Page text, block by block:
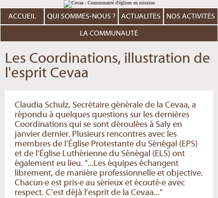
au
contenu.
Aller
personnels
ACCUEIL QUI SOMMES-NOUS ? ACTUALITÉS NOS ACTIVITÉS
LA COMMUNAUTÉ
Les Coordinations, illustration de
l'esprit Cevaa
Claudia Schulz, Secrétaire générale de la Cevaa, a
répondu à quelques questions sur les dernières
Coordinations qui se sont déroulées à Saly en
janvier dernier. Plusieurs rencontres avec les
membres de l’Église Protestante du Sénégal (EPS)
et de l’Église Luthérienne du Sénégal (ELS) ont
également eu lieu. "...Les équipes échangent
librement, de manière professionnelle et objective.
Chacun·e est pris·e au sérieux et écouté·e avec
respect. C’est déjà l’esprit de la Cevaa..."